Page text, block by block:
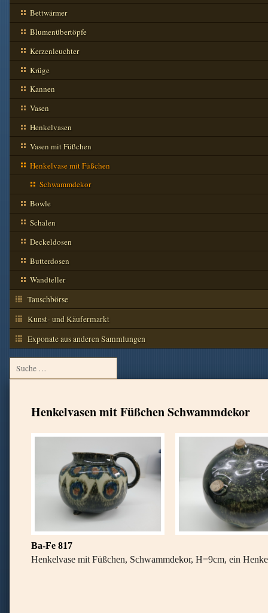
Bettwärmer
Blumenübertöpfe
Kerzenleuchter
Krüge
Kannen
Vasen
Henkelvasen
Vasen mit Füßchen
Henkelvase mit Füßchen
Schwammdekor
Bowle
Schalen
Deckeldosen
Butterdosen
Wandteller
Tauschbörse
Kunst- und Käufermarkt
Exponate aus anderen Sammlungen
Henkelvasen mit Füßchen Schwammdekor
Ba-Fe 817
Henkelvase mit Füßchen, Schwammdekor, H=9cm, ein